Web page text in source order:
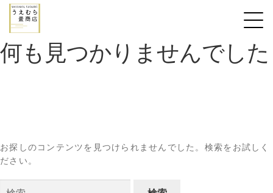
何も見つかりませんでした
お探しのコンテンツを見つけられませんでした。検索をお試しく
ださい。